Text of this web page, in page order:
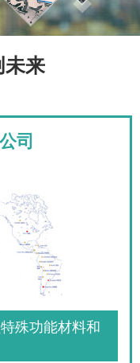
未来
司
殊功能材料和